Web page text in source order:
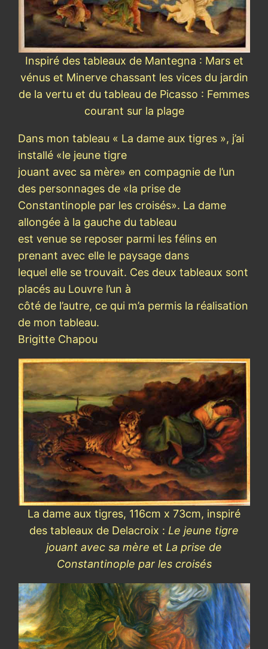
Inspiré des tableaux de Mantegna : Mars et
vénus et Minerve chassant les vices du jardin
de la vertu et du tableau de Picasso : Femmes
courant sur la plage
Dans mon tableau « La dame aux tigres », j’ai
installé «le jeune tigre
jouant avec sa mère» en compagnie de l’un
des personnages de «la prise de
Constantinople par les croisés». La dame
allongée à la gauche du tableau
est venue se reposer parmi les félins en
prenant avec elle le paysage dans
lequel elle se trouvait. Ces deux tableaux sont
placés au Louvre l’un à
côté de l’autre, ce qui m’a permis la réalisation
de mon tableau.
Brigitte Chapou
La dame aux tigres, 116cm x 73cm, inspiré
des tableaux de Delacroix : Le jeune tigre
jouant avec sa mère et La prise de
Constantinople par les croisés